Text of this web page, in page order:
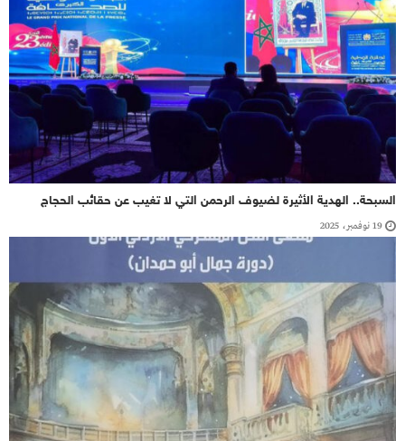
السبحة.. الهدية الأثيرة لضيوف الرحمن التي لا تغيب عن حقائب الحجاج
19 نوفمبر، 2025